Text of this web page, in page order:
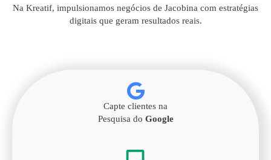
Na Kreatif, impulsionamos negócios de Jacobina com estratégias
digitais que geram resultados reais.
Capte clientes na
Pesquisa do Google